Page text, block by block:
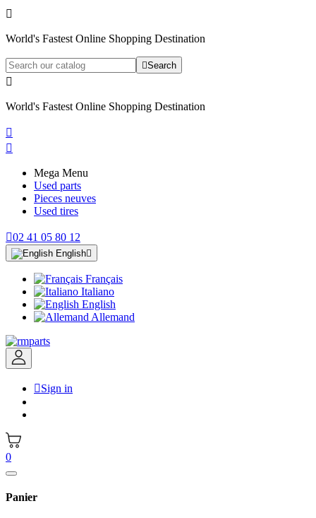

World's Fastest Online Shopping Destination
Search

World's Fastest Online Shopping Destination


Mega Menu
Used parts
Pieces neuves
Used tires
02 41 05 80 12
English
Français
Italiano
English
Allemand
Sign in
0
Panier